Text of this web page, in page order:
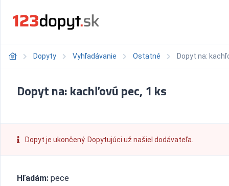
Dopyty Vyhľadávanie Ostatné Dopyt na:
Dopyt na: kachľovú pec, 1 ks
Dopyt je ukončený. Dopytujúci už našiel dodávateľa.
Hľadám: pece